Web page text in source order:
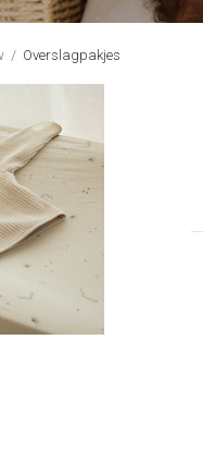
Overslagpakjes